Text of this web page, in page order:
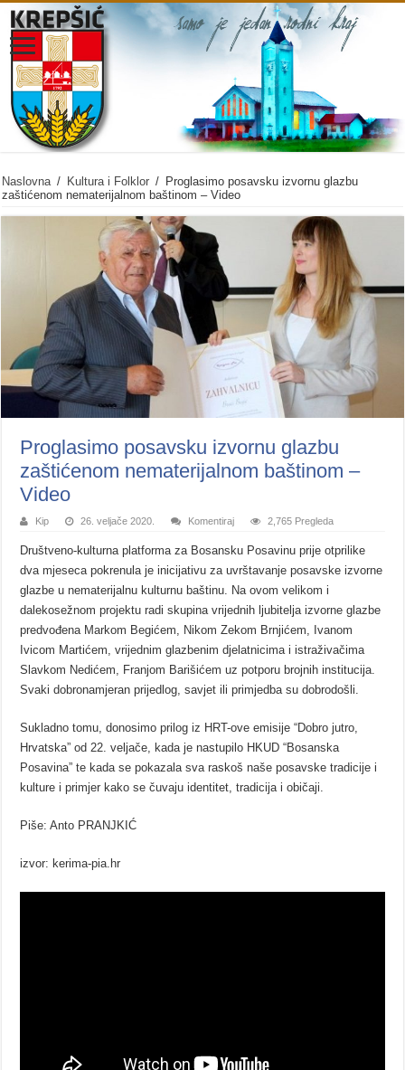
Naslovna / Kultura i Folklor / Proglasimo posavsku izvornu glazbu
zaštićenom nematerijalnom baštinom – Video
Proglasimo posavsku izvornu glazbu
zaštićenom nematerijalnom baštinom –
Video
Kip 26. veljače 2020. Komentiraj 2,765 Pregleda
Društveno-kulturna platforma za Bosansku Posavinu prije otprilike
dva mjeseca pokrenula je inicijativu za uvrštavanje posavske izvorne
glazbe u nematerijalnu kulturnu baštinu. Na ovom velikom i
dalekosežnom projektu radi skupina vrijednih ljubitelja izvorne glazbe
predvođena Markom Begićem, Nikom Zekom Brnjićem, Ivanom
Ivicom Martićem, vrijednim glazbenim djelatnicima i istraživačima
Slavkom Nedićem, Franjom Barišićem uz potporu brojnih institucija.
Svaki dobronamjeran prijedlog, savjet ili primjedba su dobrodošli.
Sukladno tomu, donosimo prilog iz HRT-ove emisije “Dobro jutro,
Hrvatska” od 22. veljače, kada je nastupilo HKUD “Bosanska
Posavina” te kada se pokazala sva raskoš naše posavske tradicije i
kulture i primjer kako se čuvaju identitet, tradicija i običaji.
Piše: Anto PRANJKIĆ
izvor: kerima-pia.hr